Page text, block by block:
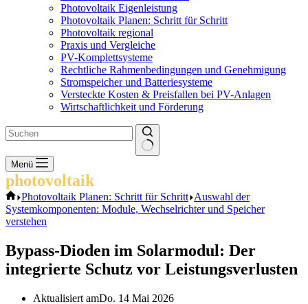
Photovoltaik Eigenleistung
Photovoltaik Planen: Schritt für Schritt
Photovoltaik regional
Praxis und Vergleiche
PV-Komplettsysteme
Rechtliche Rahmenbedingungen und Genehmigung
Stromspeicher und Batteriesysteme
Versteckte Kosten & Preisfallen bei PV-Anlagen
Wirtschaftlichkeit und Förderung
Keine
Ergebnisse
Menü
photovoltaik
Start
Photovoltaik Planen: Schritt für Schritt Auswahl der
Systemkomponenten: Module, Wechselrichter und Speicher
verstehen
Bypass-Dioden im Solarmodul: Der
integrierte Schutz vor Leistungsverlusten
Aktualisiert amDo. 14 Mai 2026